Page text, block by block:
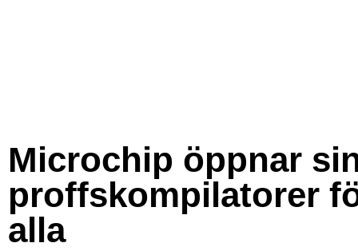
Microchip öppnar
proffskompilatorer
alla